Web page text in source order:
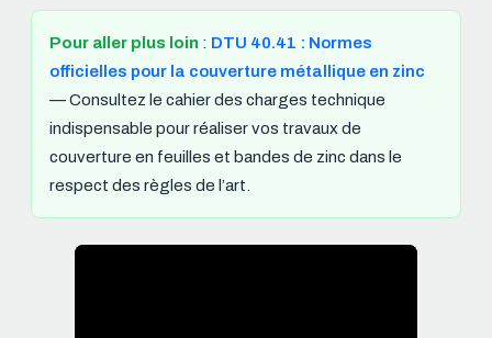
Pour aller plus loin : DTU 40.41 : Normes
officielles pour la couverture métallique en zinc
— Consultez le cahier des charges technique
indispensable pour réaliser vos travaux de
couverture en feuilles et bandes de zinc dans le
respect des règles de l’art.